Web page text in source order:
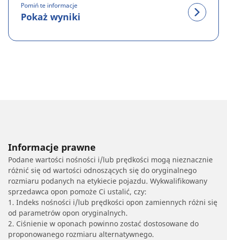
Pomiń te informacje
Pokaż wyniki
Informacje prawne
Podane wartości nośności i/lub prędkości mogą nieznacznie
różnić się od wartości odnoszących się do oryginalnego
rozmiaru podanych na etykiecie pojazdu. Wykwalifikowany
sprzedawca opon pomoże Ci ustalić, czy:
1. Indeks nośności i/lub prędkości opon zamiennych różni się
od parametrów opon oryginalnych.
2. Ciśnienie w oponach powinno zostać dostosowane do
proponowanego rozmiaru alternatywnego.